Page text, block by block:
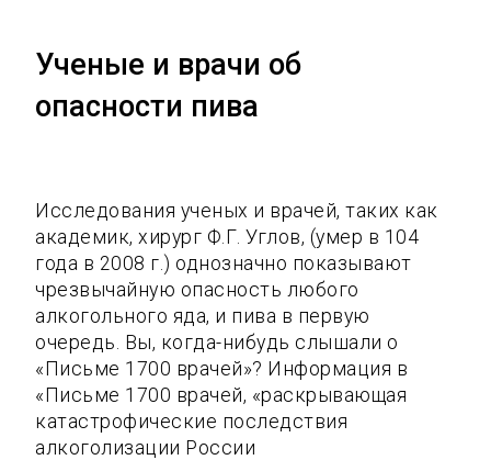
Ученые и врачи об
опасности пива
Исследования ученых и врачей, таких как
академик, хирург Ф.Г. Углов, (умер в 104
года в 2008 г.) однозначно показывают
чрезвычайную опасность любого
алкогольного яда, и пива в первую
очередь. Вы, когда-нибудь слышали о
«Письме 1700 врачей»? Информация в
«Письме 1700 врачей, «раскрывающая
катастрофические последствия
алкоголизации России